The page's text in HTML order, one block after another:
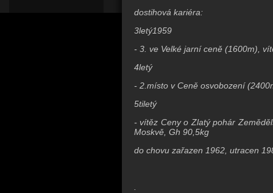
dostihová kariéra:
3letý1959
- 3. ve Velké jarní ceně (1600m),
4letý
- 2.místo v Ceně osvobození
5tiletý
- vítěz Ceny o Zlatý pohár
Moskvě, Gh 90,5kg
do chovu zařazen 1962, utracen